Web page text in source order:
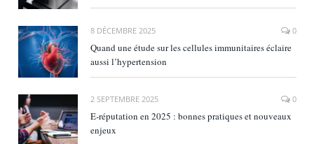
8 DÉCEMBRE 2025 0
Quand une étude sur les cellules immunitaires éclaire
aussi l’hypertension
2 SEPTEMBRE 2025 0
E‑réputation en 2025 : bonnes pratiques et nouveaux
enjeux